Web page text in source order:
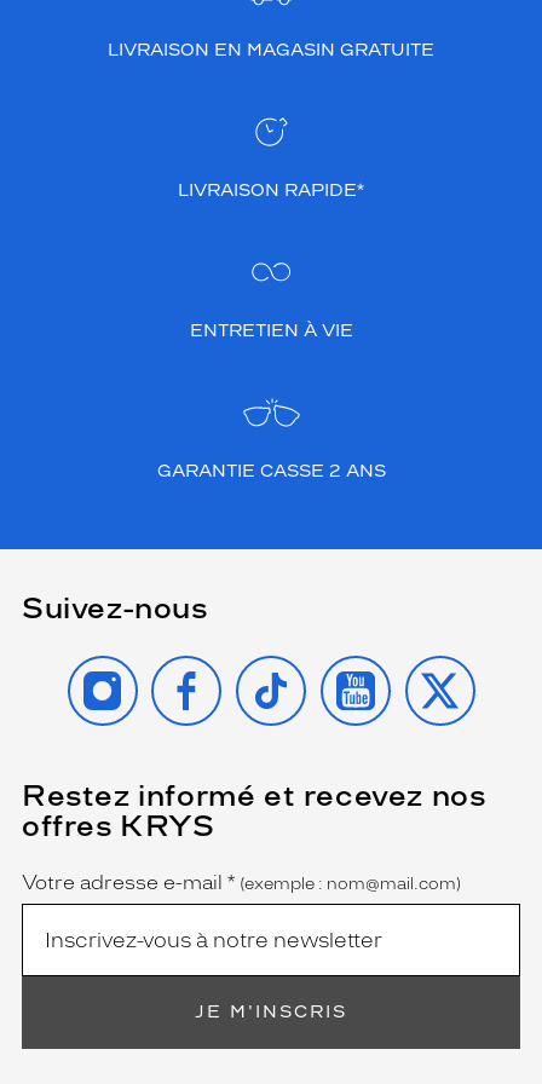
LIVRAISON EN MAGASIN GRATUITE
LIVRAISON RAPIDE*
ENTRETIEN À VIE
GARANTIE CASSE 2 ANS
Suivez-nous
INSTAGRAMFACEBOOK
TIKTOK YOUTUBE
X
Restez informé et recevez nos
offres KRYS
Name
Votre adresse e-mail *
(Ce
champ
est
obligatoire)
(exemple : nom@mail.com)
JE M'INSCRIS